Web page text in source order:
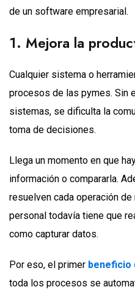
de un software empresarial.
1. Mejora la
Cualquier sistema o
procesos de las pymes. Sin
sistemas, se dificulta la
toma de decisiones.
Llega un momento en que
información o compararla.
resuelven cada operación de
personal todavía tiene que
como capturar datos.
Por eso, el primer beneficio
toda los procesos se